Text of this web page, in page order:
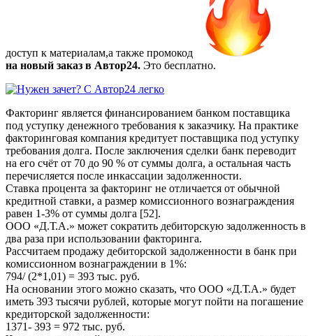
доступ к материалам,а также промокод
на новый заказ в Автор24. Это бесплатно.
Факторинг является финансированием банком поставщика
под уступку денежного требования к заказчику. На практике
факторинговая компания кредитует поставщика под уступку
требования долга. После заключения сделки банк переводит
на его счёт от 70 до 90 % от суммы долга, а остальная часть
перечисляется после инкассации задолженности.
Ставка процента за факторинг не отличается от обычной
кредитной ставки, а размер комиссионного вознаграждения
равен 1-3% от суммы долга [52].
ООО «Д.Т.А.» может сократить дебиторскую задолженность в
два раза при использовании факторинга.
Рассчитаем продажу дебиторской задолженности в банк при
комиссионном вознаграждении в 1%:
794/ (2*1,01) = 393 тыс. руб.
На основании этого можно сказать, что ООО «Д.Т.А.» будет
иметь 393 тысячи рублей, которые могут пойти на погашение
кредиторской задолженности:
1371- 393 = 972 тыс. руб.